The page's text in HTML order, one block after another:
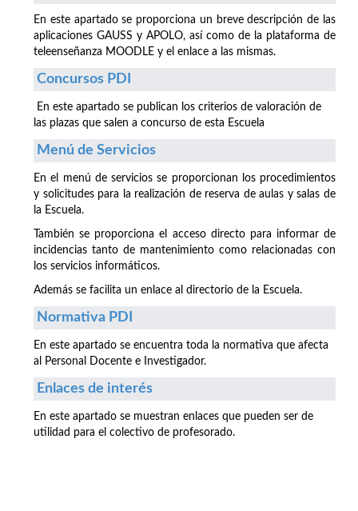
En este apartado se proporciona un breve descripción de las
aplicaciones GAUSS y APOLO, así como de la plataforma de
teleenseñanza MOODLE y el enlace a las mismas.
Concursos PDI
En este apartado se publican los criterios de valoración de
las plazas que salen a concurso de esta Escuela
Menú de Servicios
En el menú de servicios se proporcionan los procedimientos
y solicitudes para la realización de reserva de aulas y salas de
la Escuela.
También se proporciona el acceso directo para informar de
incidencias tanto de mantenimiento como relacionadas con
los servicios informáticos.
Además se facilita un enlace al directorio de la Escuela.
Normativa PDI
En este apartado se encuentra toda la normativa que afecta
al Personal Docente e Investigador.
Enlaces de interés
En este apartado se muestran enlaces que pueden ser de
utilidad para el colectivo de profesorado.